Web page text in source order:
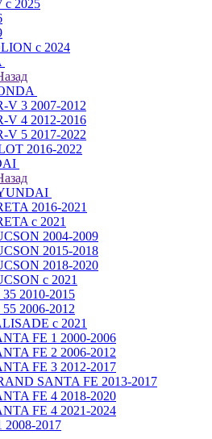
с 2025
с 2024
V 3 2007-2012
V 4 2012-2016
V 5 2017-2022
2016-2022
2016-2021
с 2021
2004-2009
2015-2018
2018-2020
с 2021
2010-2015
2006-2012
с 2021
FE 1 2000-2006
FE 2 2006-2012
FE 3 2012-2017
SANTA FE 2013-2017
FE 4 2018-2020
FE 4 2021-2024
2008-2017